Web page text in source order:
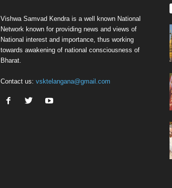
Vishwa Samvad Kendra is a well known National
Network known for providing news and views of
National interest and importance, thus working
towards awakening of national consciousness of
Bharat.
Contact us: vsktelangana@gmail.com